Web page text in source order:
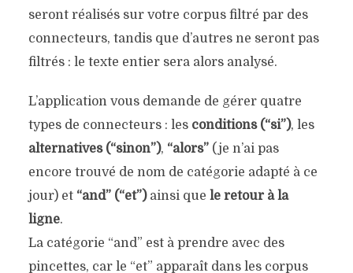
seront réalisés sur votre corpus filtré par des
connecteurs, tandis que d’autres ne seront pas
filtrés : le texte entier sera alors analysé.
L’application vous demande de gérer quatre
types de connecteurs : les conditions (“si”), les
alternatives (“sinon”), “alors”(je n’ai pas
encore trouvé de nom de catégorie adapté à ce
jour) et “and” (“et”) ainsi que le retour à la
ligne.
La catégorie “and” est à prendre avec des
pincettes, car le “et” apparaît dans les corpus